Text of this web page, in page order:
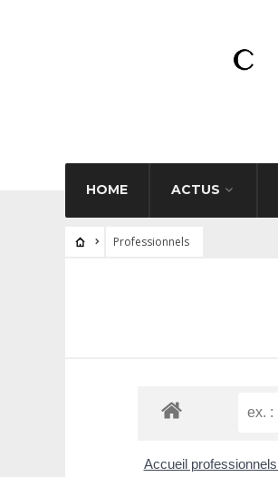
HOME ACTUS
Professionnels
Accueil professionnels